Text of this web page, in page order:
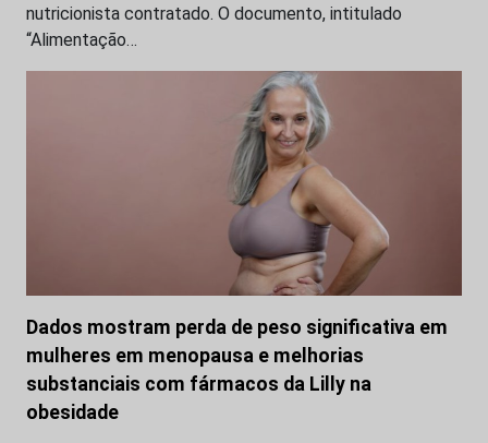
nutricionista contratado. O documento, intitulado
“Alimentação…
Dados mostram perda de peso significativa em
mulheres em menopausa e melhorias
substanciais com fármacos da Lilly na
obesidade